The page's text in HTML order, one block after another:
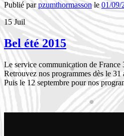
Publié parpzumthormassonle 01/09/
15 Juil
Bel été 2015
Le service communication de
Retrouvez nos programmes dès le
Puis le 12 septembre pour nos